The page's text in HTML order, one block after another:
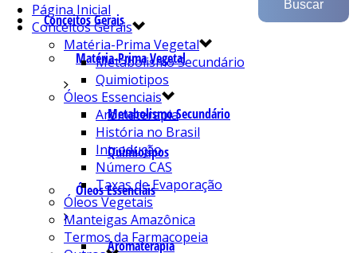
Conceitos Gerais
Matéria-Prima Vegetal
Metabolismo Secundário
Quimiotipos
Óleos Essenciais
Aromaterapia
Página Inicial
Conceitos Gerais
Matéria-Prima Vegetal
Metabolismo Secundário
Quimiotipos
Óleos Essenciais
Aromaterapia
História no Brasil
Introdução
Número CAS
Taxas de Evaporação
Óleos Vegetais
Manteigas Amazônica
Termos da Farmacopeia